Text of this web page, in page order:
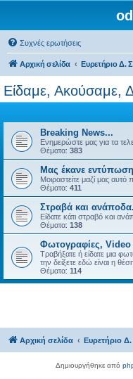
Συχνές ερωτήσεις
Αρχική σελίδα
Είδαμε, Ακούσαμε,
Breaking News...
Ενημερώστε μας για τα
Θέματα: 383
Μας έκανε
Μοιραστείτε μαζί μας αυτό
Θέματα: 411
Στραβά και
Είδατε κάτι στραβό και
Θέματα: 138
Φωτογραφίες, Video
Τραβήξατε ή είδατε μια
την δείξετε εδώ είναι η
Θέματα: 114
Αρχική σελίδα Ευρετήριο
Δημιουργήθηκε από